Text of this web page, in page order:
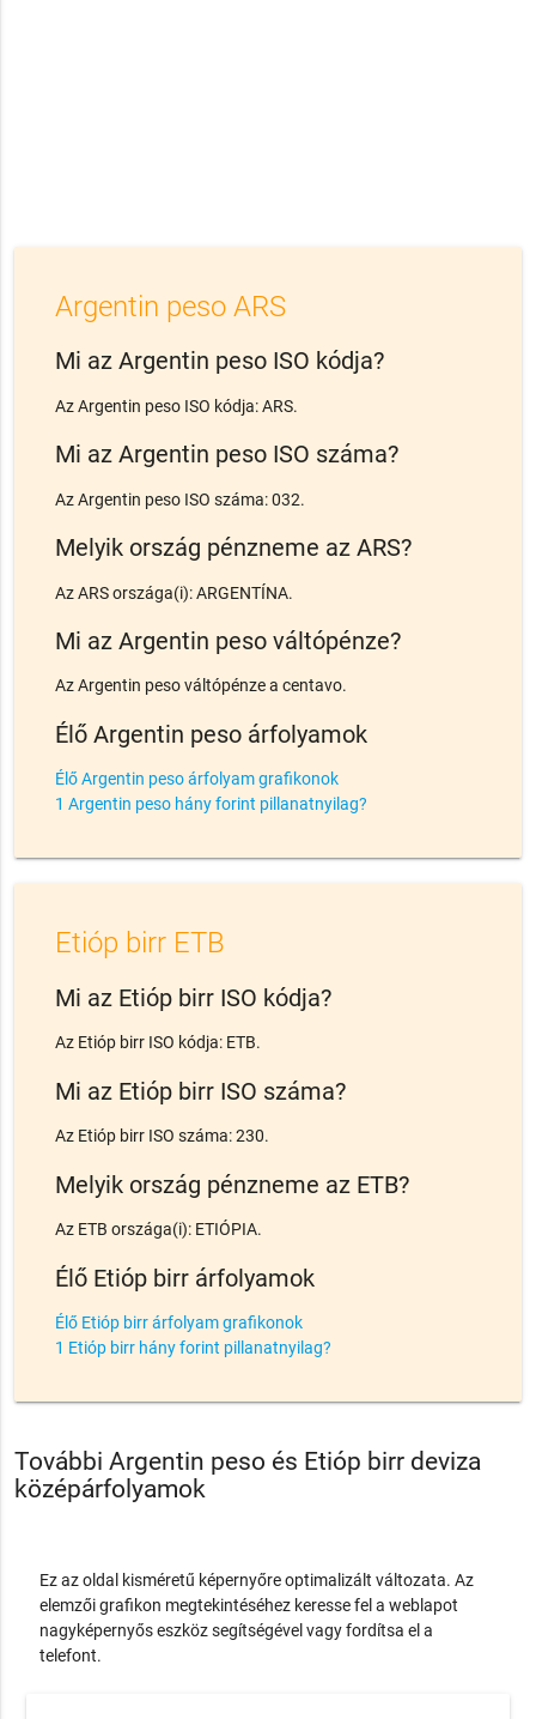
Argentin peso ARS
Mi az Argentin peso ISO kódja?
Az Argentin peso ISO kódja: ARS.
Mi az Argentin peso ISO száma?
Az Argentin peso ISO száma: 032.
Melyik ország pénzneme az ARS?
Az ARS országa(i): ARGENTÍNA.
Mi az Argentin peso váltópénze?
Az Argentin peso váltópénze a centavo.
Élő Argentin peso árfolyamok
Élő Argentin peso árfolyam grafikonok
1 Argentin peso hány forint pillanatnyilag?
Etióp birr ETB
Mi az Etióp birr ISO kódja?
Az Etióp birr ISO kódja: ETB.
Mi az Etióp birr ISO száma?
Az Etióp birr ISO száma: 230.
Melyik ország pénzneme az ETB?
Az ETB országa(i): ETIÓPIA.
Élő Etióp birr árfolyamok
Élő Etióp birr árfolyam grafikonok
1 Etióp birr hány forint pillanatnyilag?
További Argentin peso és Etióp birr deviza
középárfolyamok
Ez az oldal kisméretű képernyőre optimalizált változata. Az
elemzői grafikon megtekintéséhez keresse fel a weblapot
nagyképernyős eszköz segítségével vagy fordítsa el a
telefont.